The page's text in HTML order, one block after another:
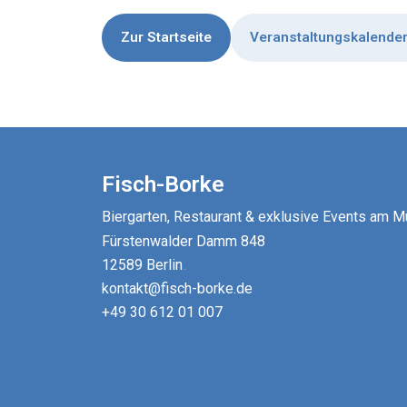
Zur Startseite Veranstaltungskalender
Fisch-Borke
Biergarten, Restaurant & exklusive Events am
Fürstenwalder Damm 848
12589 Berlin
kontakt@fisch-borke.de
+49 30 612 01 007